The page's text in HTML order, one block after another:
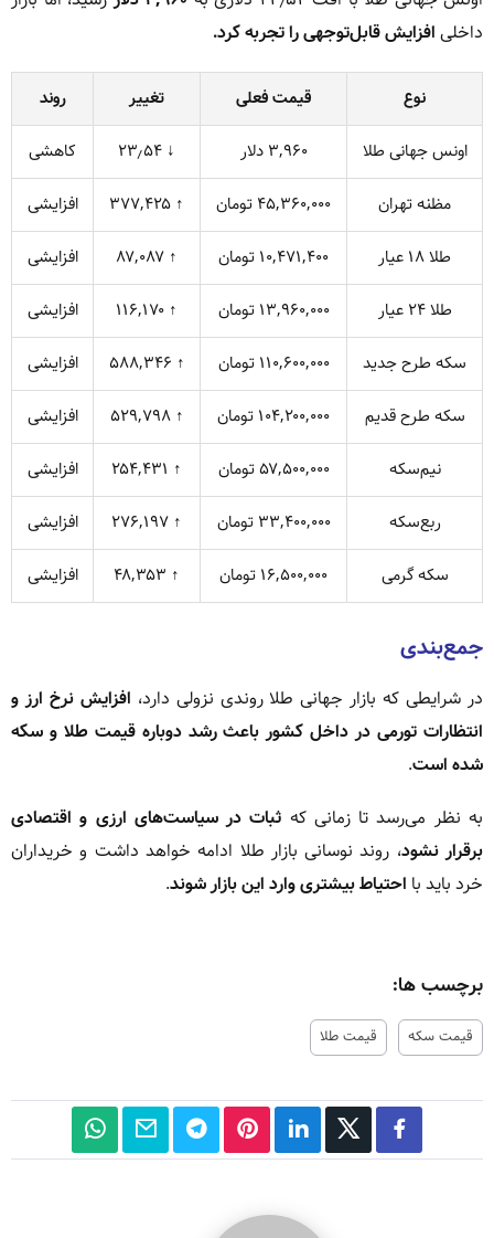
داخلی افزایش قابل‌توجهی را تجربه کرد.
نوع قیمت فعلی تغییر
روند
اونس جهانی طلا
۳,۹۶۰ دلار ↓ ۲۳٫۵۴
کاهشی
مظنه تهران
۴۵,۳۶۰,۰۰۰ تومان ↑ ۳۷۷,۴۲۵
افزایشی
طلا ۱۸ عیار
۱۰,۴۷۱,۴۰۰ تومان ↑ ۸۷,۰۸۷
افزایشی
طلا ۲۴ عیار
۱۳,۹۶۰,۰۰۰ تومان ↑ ۱۱۶,۱۷۰
افزایشی
سکه طرح جدید
۱۱۰,۶۰۰,۰۰۰ تومان ↑ ۵۸۸,۳۴۶
افزایشی
سکه طرح قدیم
۱۰۴,۲۰۰,۰۰۰ تومان ↑ ۵۲۹,۷۹۸
افزایشی
نیم‌سکه
۵۷,۵۰۰,۰۰۰ تومان ↑ ۲۵۴,۴۳۱
افزایشی
ربع‌سکه
۳۳,۴۰۰,۰۰۰ تومان ↑ ۲۷۶,۱۹۷
افزایشی
سکه گرمی
۱۶,۵۰۰,۰۰۰ تومان ↑ ۴۸,۳۵۳ افزایشی
جمع‌بندی
در شرایطی که بازار جهانی طلا روندی نزولی دارد، افزایش نرخ ارز و
انتظارات تورمی در داخل کشور باعث رشد دوباره قیمت طلا و سکه
شده است.
به نظر می‌رسد تا زمانی که ثبات در سیاست‌های ارزی و اقتصادی
برقرار نشود، روند نوسانی بازار طلا ادامه خواهد داشت و خریداران
خرد باید با احتیاط بیشتری وارد این بازار شوند.
برچسب ها:
قیمت سکه قیمت طلا